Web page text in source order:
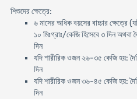
শিশুদের ক্ষেত্রে:
৬ মাসের অধিক বয়সের বাচ্চার ক্ষেত্রে
১০ মিঃগ্রাঃ/কেজি হিসেবে ৩ দিন অথবা
দিন
যদি শারীরিক ওজন ২৬-৩৫ কেজি হয়:
দিন
যদি শারীরিক ওজন ৩৬-৪৫ কেজি হয়:
দিন